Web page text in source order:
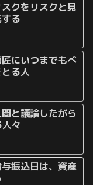
スクをリスクと見
る
匠にいつまでもべ
る人
と議論したがら
々
振込日は、資産